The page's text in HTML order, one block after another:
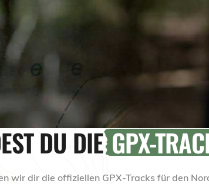
DU DIEGPX-
wir dir die offiziellen GPX-Tracks für den